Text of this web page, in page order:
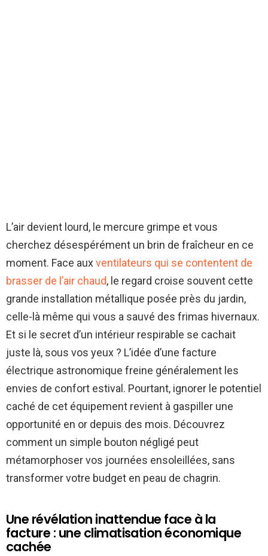
L’air devient lourd, le mercure grimpe et vous
cherchez désespérément un brin de fraîcheur en ce
moment. Face auxventilateurs qui se contentent de
brasser de l’air chaud, le regard croise souvent cette
grande installation métallique posée près du jardin,
celle-là même qui vous a sauvé des frimas hivernaux.
Et si le secret d’un intérieur respirable se cachait
juste là, sous vos yeux ? L’idée d’une facture
électrique astronomique freine généralement les
envies de confort estival. Pourtant, ignorer le potentiel
caché de cet équipement revient à gaspiller une
opportunité en or depuis des mois. Découvrez
comment un simple bouton négligé peut
métamorphoser vos journées ensoleillées, sans
transformer votre budget en peau de chagrin.
Une révélation inattendue face à la
facture : une climatisation économique
cachée